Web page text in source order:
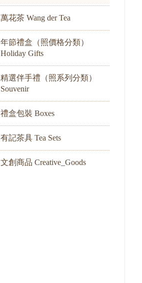
萬花茶 Wang der Tea
年節禮盒（照價格分類）
Holiday Gifts
精選伴手禮（照系列分類）
Souvenir
禮盒包裝 Boxes
有記茶具 Tea Sets
文創商品 Creative_Goods